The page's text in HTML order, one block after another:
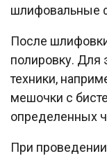
шлифовальные
После
полировку. Для
техники,
мешочки с
определенных
При